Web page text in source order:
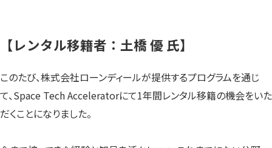
【レンタル移籍者：土橋 優 氏】
このたび、株式会社ローンディールが提供するプログラムを通じ
て、Space Tech Acceleratorにて1年間レンタル移籍の機会をいた
だくことになりました。